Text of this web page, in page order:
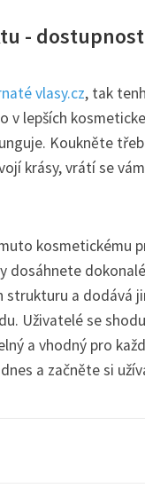
- dostupnost
vlasy.cz, tak
v lepších
Koukněte
krásy, vrátí se
kosmetickému
dosáhnete
strukturu a dodává
Uživatelé se
a vhodný pro
a začněte si